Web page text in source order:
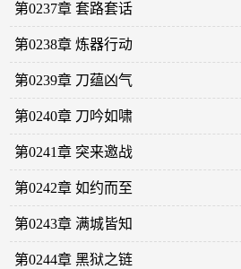
第0237章 套路套话
第0238章 炼器行动
第0239章 刀蕴凶气
第0240章 刀吟如啸
第0241章 突来邀战
第0242章 如约而至
第0243章 满城皆知
第0244章 黑狱之链